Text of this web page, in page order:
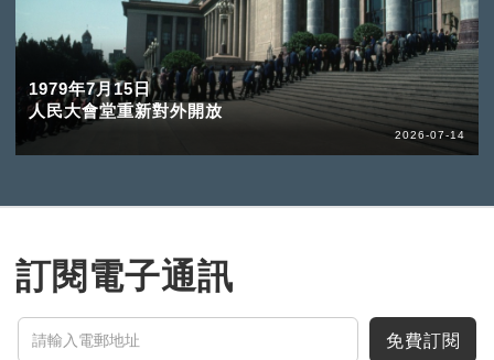
1979年7月15日
人民大會堂重新對外開放
2026-07-14
訂閱電子通訊
免費訂閱